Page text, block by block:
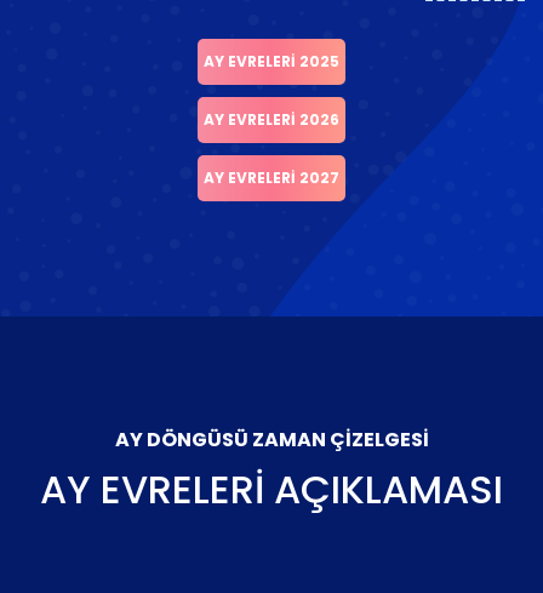
AY EVRELERI 2025
AY EVRELERI 2026
AY EVRELERI 2027
AY DÖNGÜSÜ ZAMAN ÇIZELGESI
AY EVRELERI AÇIKLAMASI